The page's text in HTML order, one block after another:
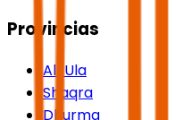
Provincias
Al-Ula
Shaqra
Dhurma